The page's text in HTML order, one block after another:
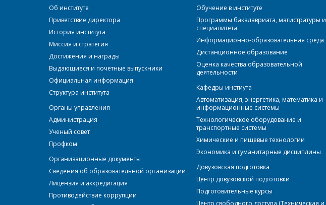
Об институте
Приветствие директора
История института
Миссия и стратегия
Достижения и награды
Выдающиеся и почетные выпускники
Официальная информация
Структура института
Органы управления
Администрация
Ученый совет
Профком
Организационные документы
Сведения об образовательной организации
Лицензия и аккредитация
Противодействие коррупции
Обучение в институте
Программы бакалавриата, магистратуры и
специалитета
Информационно-образовательная среда
Дистанционное образование
Оценка качества образовательной
деятельности
Кафедры инстиута
Автоматизация, энергетика, математика и
информационные системы
Технологическое оборудование и
транспортные системы
Химические и пищевые технологии
Экономика и гуманитарные дисциплины
Довузовская подготовка
Центр довузовской подготовки
Подготовительные курсы
Центр свободного доступа (Техническая и